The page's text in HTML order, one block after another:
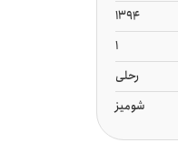
1394
1
رحلی
شومیز